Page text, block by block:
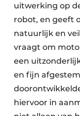
uitwerking op
robot, en geeft
natuurlijk en
vraagt om
een
en fijn
hiervoor in